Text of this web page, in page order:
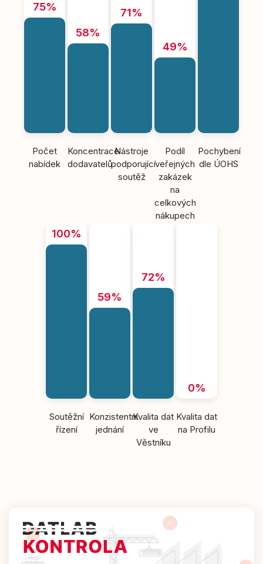
75%
Počet
nabídek
58%
Koncentrace
dodavatelů
71%
Nástroje
podporující
soutěž
49%
Podíl
veřejných
zakázek
na
celkových
nákupech
Pochybení
dle ÚOHS
100%
Soutěžní
řízení
59%
Konzistentní
jednání
72%
Kvalita dat
ve
Věstníku
0%
Kvalita dat
na Profilu